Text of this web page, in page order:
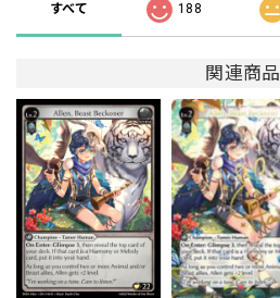
すべて 188
関連商品